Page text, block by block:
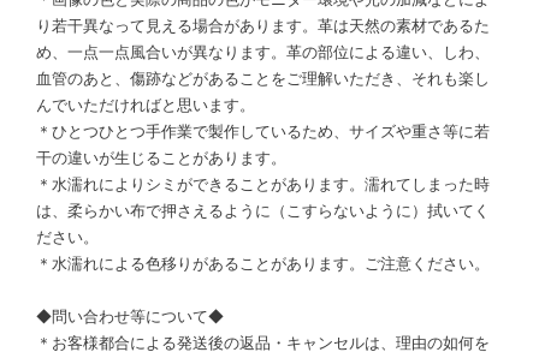
り若干異なって見える場合があります。革は天然の素材であるた
め、一点一点風合いが異なります。革の部位による違い、しわ、
血管のあと、傷跡などがあることをご理解いただき、それも楽し
んでいただければと思います。
＊ひとつひとつ手作業で製作しているため、サイズや重さ等に若
干の違いが生じることがあります。
＊水濡れによりシミができることがあります。濡れてしまった時
は、柔らかい布で押さえるように（こすらないように）拭いてく
ださい。
＊水濡れによる色移りがあることがあります。ご注意ください。
◆問い合わせ等について◆
＊お客様都合による発送後の返品・キャンセルは、理由の如何を